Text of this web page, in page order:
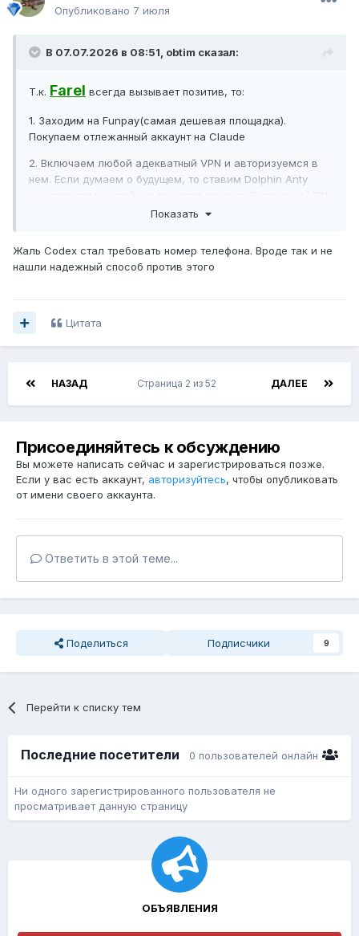
Опубликовано 7 июля
В 07.07.2026 в 08:51, obtim сказал:
Т.к. Farel всегда вызывает позитив, то:
1. Заходим на Funpay(самая дешевая площадка).
Покупаем отлежанный аккаунт на Claude
2. Включаем любой адекватный VPN и авторизуемся в
нем. Если думаем о будущем, то ставим Dolphin Anty
запускаем Dolphin Anty и авторизуемся по пункту 1
4. Вайбкодим адекватные вещи, а не поделки Алисы...
Показать
Жаль Codex стал требовать номер телефона. Вроде так и не
нашли надежный способ против этого
Цитата
НАЗАД ДАЛЕЕ
Страница 2 из 52
Присоединяйтесь к обсуждению
Вы можете написать сейчас и зарегистрироваться позже.
Если у вас есть аккаунт, авторизуйтесь, чтобы опубликовать
от имени своего аккаунта.
Ответить в этой теме...
Поделиться Подписчики 9
Перейти к списку тем
Последние посетители 0 пользователей онлайн
Ни одного зарегистрированного пользователя не
просматривает данную страницу
ОБЪЯВЛЕНИЯ